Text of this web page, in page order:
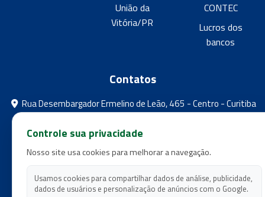
União da
Vitória/PR
CONTEC
Lucros dos
bancos
Contatos
Rua Desembargador Ermelino de Leão, 465 - Centro - Curitiba
- Paraná
feebpr@gmail.com
(41) 3224-5573
(41) 3224-5525
Controle sua privacidade
Nosso site usa cookies para melhorar a navegação.
Usamos cookies para compartilhar dados de análise, publicidade,
dados de usuários e personalização de anúncios com o Google.